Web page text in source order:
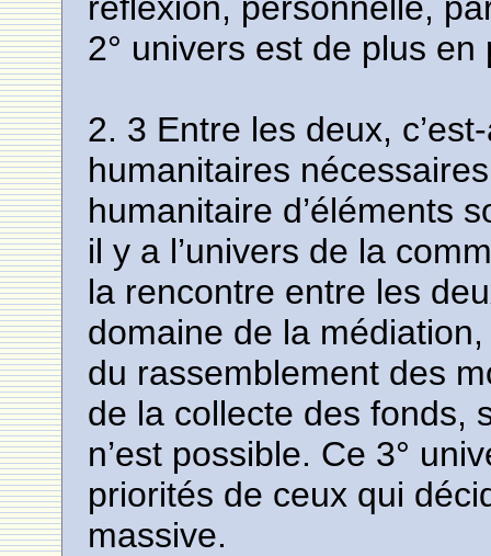
2° univers est de plus
2. 3 Entre les deux,
humanitaires
humanitaire d’éléments
il y a l’univers de la
la rencontre entre les
domaine de la
du rassemblement des
de la collecte des fonds,
n’est possible. Ce 3°
priorités de ceux qui
massive.